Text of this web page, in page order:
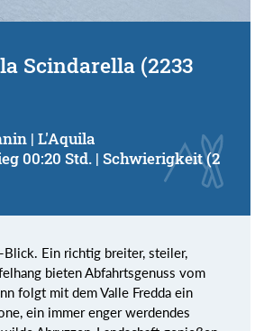
Scindarella (2233
| L'Aquila
00:20 Std. | Schwierigkeit (2
Ein richtig breiter, steiler,
bieten Abfahrtsgenuss vom
folgt mit dem Valle Fredda ein
ein immer enger werdendes